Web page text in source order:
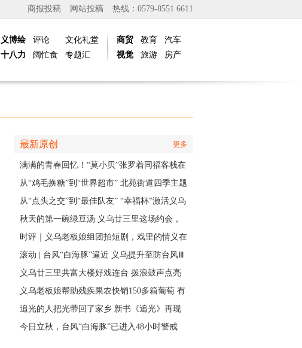
热线：0579-8551 6611
网站投稿
商报投稿
义博绘
十八力
评论
阔忙食
文化礼堂
专题汇
商贸
视觉
教育
旅游
汽车
房产
最新原创 更多
满满的青春回忆！“莫小贝”张罗着同福客栈在
义乌再“开张”
从“鸡毛换糖”到“世界超市” 北苑街道四季主题
展再现义乌印记
从“点头之交”到“最佳队友” “幸福杯”激活义乌
稠江邻里情
秋天的第一碗绿豆汤 义乌廿三里这场约会，
主角是快递小哥
时评｜义乌老板娘组团拍短剧，戏里的情义在
现实中有了回响
滚动 | 台风“白海豚”逼近 义乌提升至防台风Ⅲ
级应急响应
义乌廿三里共富大楼好戏连台 拨浪鼓声点亮
乡村之夜
义乌老板娘帮助残疾果农快销150多箱葡萄 有
人认出她还主演了部短剧
追光的人把光带回了家乡 新书《追光》再现
义商与一座城的双向奔赴
今日立秋，台风“白海豚”已进入48小时警戒